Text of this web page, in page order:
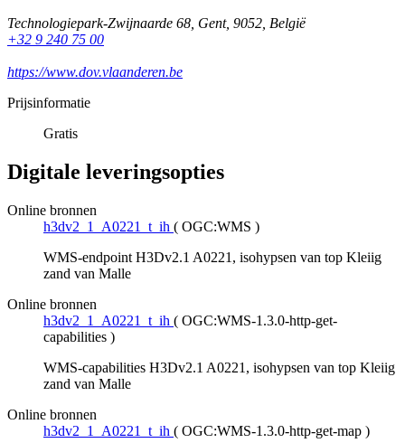
Technologiepark-Zwijnaarde 68, Gent, 9052, België
+32 9 240 75 00
https://www.dov.vlaanderen.be
Prijsinformatie
Gratis
Digitale leveringsopties
Online bronnen
h3dv2_1_A0221_t_ih ( OGC:WMS )
WMS-endpoint H3Dv2.1 A0221, isohypsen van top Kleiig
zand van Malle
Online bronnen
h3dv2_1_A0221_t_ih ( OGC:WMS-1.3.0-http-get-
capabilities )
WMS-capabilities H3Dv2.1 A0221, isohypsen van top Kleiig
zand van Malle
Online bronnen
h3dv2_1_A0221_t_ih ( OGC:WMS-1.3.0-http-get-map )